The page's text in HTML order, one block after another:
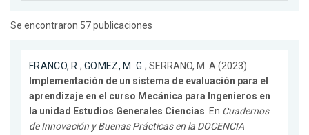
Se encontraron 57 publicaciones
FRANCO, R.; GOMEZ, M. G.; SERRANO, M. A.(2023).
Implementación de un sistema de evaluación para el
aprendizaje en el curso Mecánica para Ingenieros en
la unidad Estudios Generales Ciencias. En Cuadernos
de Innovación y Buenas Prácticas en la DOCENCIA